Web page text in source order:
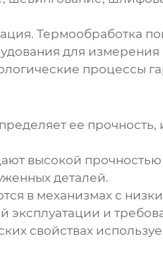
Термообработка
для
процессы
ее
высокой
деталей.
в механизмах с
эксплуатации и
свойствах